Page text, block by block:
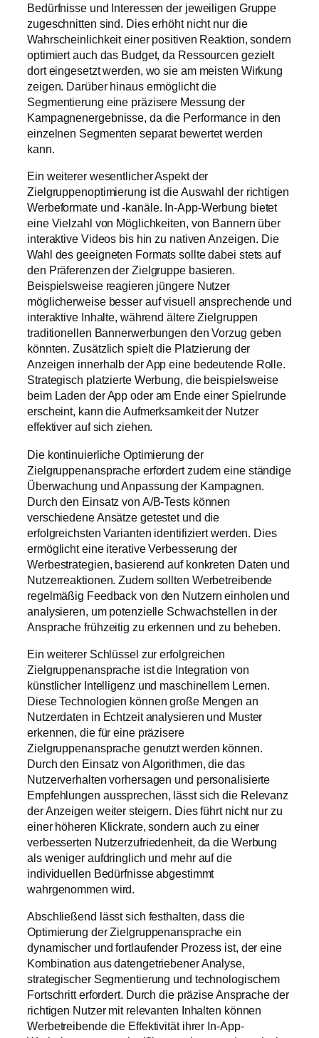
Bedürfnisse und Interessen der jeweiligen Gruppe
zugeschnitten sind. Dies erhöht nicht nur die
Wahrscheinlichkeit einer positiven Reaktion, sondern
optimiert auch das Budget, da Ressourcen gezielt
dort eingesetzt werden, wo sie am meisten Wirkung
zeigen. Darüber hinaus ermöglicht die
Segmentierung eine präzisere Messung der
Kampagnenergebnisse, da die Performance in den
einzelnen Segmenten separat bewertet werden
kann.
Ein weiterer wesentlicher Aspekt der
Zielgruppenoptimierung ist die Auswahl der richtigen
Werbeformate und -kanäle. In-App-Werbung bietet
eine Vielzahl von Möglichkeiten, von Bannern über
interaktive Videos bis hin zu nativen Anzeigen. Die
Wahl des geeigneten Formats sollte dabei stets auf
den Präferenzen der Zielgruppe basieren.
Beispielsweise reagieren jüngere Nutzer
möglicherweise besser auf visuell ansprechende und
interaktive Inhalte, während ältere Zielgruppen
traditionellen Bannerwerbungen den Vorzug geben
könnten. Zusätzlich spielt die Platzierung der
Anzeigen innerhalb der App eine bedeutende Rolle.
Strategisch platzierte Werbung, die beispielsweise
beim Laden der App oder am Ende einer Spielrunde
erscheint, kann die Aufmerksamkeit der Nutzer
effektiver auf sich ziehen.
Die kontinuierliche Optimierung der
Zielgruppenansprache erfordert zudem eine ständige
Überwachung und Anpassung der Kampagnen.
Durch den Einsatz von A/B-Tests können
verschiedene Ansätze getestet und die
erfolgreichsten Varianten identifiziert werden. Dies
ermöglicht eine iterative Verbesserung der
Werbestrategien, basierend auf konkreten Daten und
Nutzerreaktionen. Zudem sollten Werbetreibende
regelmäßig Feedback von den Nutzern einholen und
analysieren, um potenzielle Schwachstellen in der
Ansprache frühzeitig zu erkennen und zu beheben.
Ein weiterer Schlüssel zur erfolgreichen
Zielgruppenansprache ist die Integration von
künstlicher Intelligenz und maschinellem Lernen.
Diese Technologien können große Mengen an
Nutzerdaten in Echtzeit analysieren und Muster
erkennen, die für eine präzisere
Zielgruppenansprache genutzt werden können.
Durch den Einsatz von Algorithmen, die das
Nutzerverhalten vorhersagen und personalisierte
Empfehlungen aussprechen, lässt sich die Relevanz
der Anzeigen weiter steigern. Dies führt nicht nur zu
einer höheren Klickrate, sondern auch zu einer
verbesserten Nutzerzufriedenheit, da die Werbung
als weniger aufdringlich und mehr auf die
individuellen Bedürfnisse abgestimmt
wahrgenommen wird.
Abschließend lässt sich festhalten, dass die
Optimierung der Zielgruppenansprache ein
dynamischer und fortlaufender Prozess ist, der eine
Kombination aus datengetriebener Analyse,
strategischer Segmentierung und technologischem
Fortschritt erfordert. Durch die präzise Ansprache der
richtigen Nutzer mit relevanten Inhalten können
Werbetreibende die Effektivität ihrer In-App-